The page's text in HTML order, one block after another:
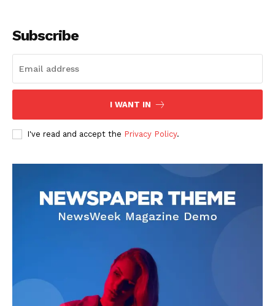
Contact us
Subscription Plans
Subscribe
I WANT IN
I've read and accept the Privacy Policy.